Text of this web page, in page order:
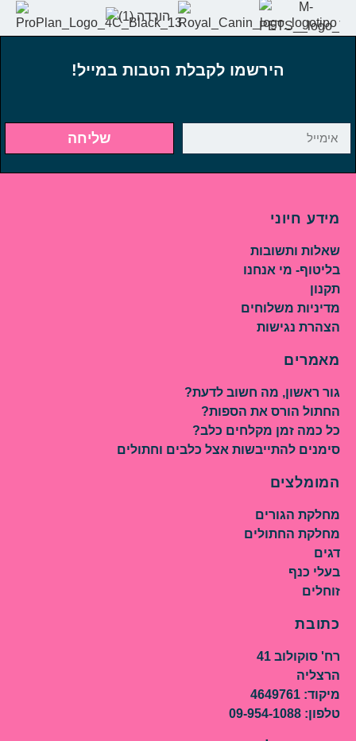
הירשמו לקבלת הטבות במייל!
שליחה
מידע חיוני
שאלות ותשובות
בליטוף- מי אנחנו
תקנון
מדיניות משלוחים
הצהרת נגישות
מאמרים
גור ראשון, מה חשוב לדעת?
החתול הורס את הספות?
כל כמה זמן מקלחים כלב?
סימנים להתייבשות אצל כלבים וחתולים
המומלצים
מחלקת הגורים
מחלקת החתולים
דגים
בעלי כנף
זוחלים
כתובת
רח' סוקולוב 41
הרצליה
מיקוד: 4649761
טלפון: 09-954-1088